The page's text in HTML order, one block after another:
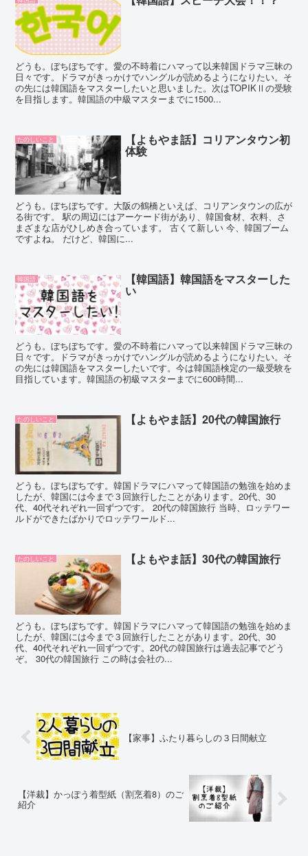
どうも。ぼちぼちです。愛の不時着にハマって以来韓国ドラマ三昧の
日々です。ドラマがきっかけでハングルが読めるようになりたい。そ
の先には韓国語をマスターしたいと思いました。次はTOPIKⅡの受験
を目指します。韓国語の中級マスターまでに1500...
たのしいこと 【よもやま話】コリアンタウン初
体験
どうも。ぼちぼちです。大阪の鶴橋といえば、コリアンタウンの広が
る街です。 駅の周辺にはアーケード街があり、韓国食材、衣料、さ
まざまな店がひしめき合っています。 古くて新しい 今、韓国ブーム
ですよね。 だけど、韓国に...
韓国語 【韓国語】韓国語をマスターした
い
どうも。ぼちぼちです。愛の不時着にハマって以来韓国ドラマ三昧の
日々です。ドラマがきっかけでハングルが読めるようになりたい。そ
の先には韓国語をマスターしたいです。今は韓国語検定の一級受験を
目指しています。韓国語の初級マスターまでに600時間...
たのしいこと 【よもやま話】20代の韓国旅行
どうも。ぼちぼちです。韓国ドラマにハマって韓国語の勉強を始めま
したが、韓国には今まで３回旅行したことがあります。20代、30
代、40代それぞれ一回ずつです。 20代の韓国旅行 当時、ロッテワー
ルドができたばかりでロッテワールド...
たのしいこと 【よもやま話】30代の韓国旅行
どうも。ぼちぼちです。韓国ドラマにハマって韓国語の勉強を始めま
したが、韓国には今まで３回旅行したことがあります。20代、30
代、40代それぞれ一回ずつです。20代の韓国旅行は過去記事でどう
ぞ。 30代の韓国旅行 この時は会社の...
【家事】ふたり暮らしの３日間献立
【洋裁】かっぽう着型紙（割烹着8）のご
紹介